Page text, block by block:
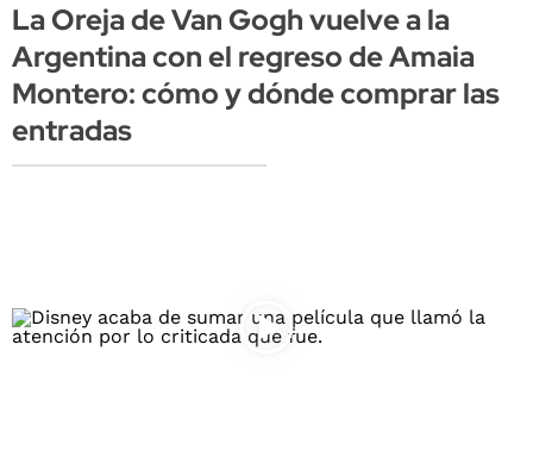
La Oreja de Van Gogh vuelve a la
Argentina con el regreso de Amaia
Montero: cómo y dónde comprar las
entradas